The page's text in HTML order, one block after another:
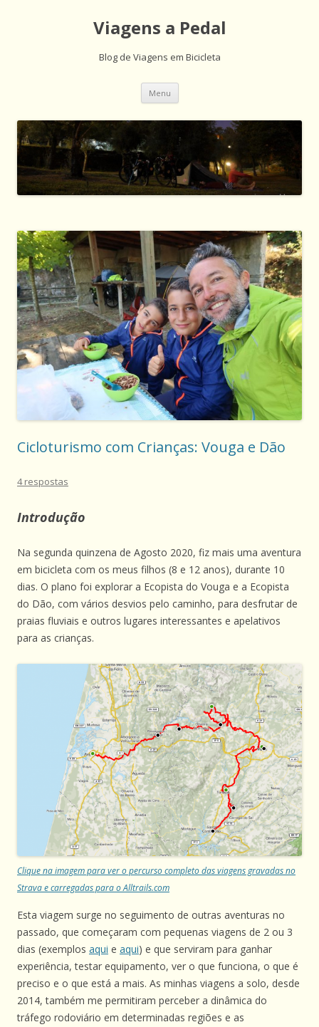
Viagens a Pedal
Blog de Viagens em Bicicleta
Menu Saltar
o
conteúdo
Cicloturismo com Crianças: Vouga e Dão
4 respostas
Introdução
Na segunda quinzena de Agosto 2020, fiz mais uma aventura
em bicicleta com os meus filhos (8 e 12 anos), durante 10
dias. O plano foi explorar a Ecopista do Vouga e a Ecopista
do Dão, com vários desvios pelo caminho, para desfrutar de
praias fluviais e outros lugares interessantes e apelativos
para as crianças.
Clique na imagem para ver o percurso completo das viagens gravadas no
Strava e carregadas para o Alltrails.com
Esta viagem surge no seguimento de outras aventuras no
passado, que começaram com pequenas viagens de 2 ou 3
dias (exemplos aqui e aqui) e que serviram para ganhar
experiência, testar equipamento, ver o que funciona, o que é
preciso e o que está a mais. As minhas viagens a solo, desde
2014, também me permitiram perceber a dinâmica do
tráfego rodoviário em determinadas regiões e as